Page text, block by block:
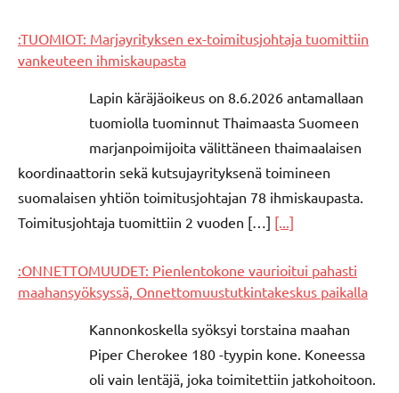
:TUOMIOT: Marjayrityksen ex-toimitusjohtaja tuomittiin
vankeuteen ihmiskaupasta
Lapin käräjäoikeus on 8.6.2026 antamallaan
tuomiolla tuominnut Thaimaasta Suomeen
marjanpoimijoita välittäneen thaimaalaisen
koordinaattorin sekä kutsujayrityksenä toimineen
suomalaisen yhtiön toimitusjohtajan 78 ihmiskaupasta.
Toimitusjohtaja tuomittiin 2 vuoden […] [...]
:ONNETTOMUUDET: Pienlentokone vaurioitui pahasti
maahansyöksyssä, Onnettomuustutkintakeskus paikalla
Kannonkoskella syöksyi torstaina maahan
Piper Cherokee 180 -tyypin kone. Koneessa
oli vain lentäjä, joka toimitettiin jatkohoitoon.